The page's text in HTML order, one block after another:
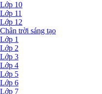
Lớp 10
Lớp 11
Lớp 12
Chân trời sáng tạo
Lớp 1
Lớp 2
Lớp 3
Lớp 4
Lớp 5
Lớp 6
Lớp 7